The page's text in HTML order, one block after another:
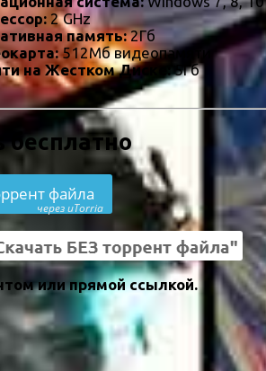
2 GHz
память:2Гб
512Мб видеопамяти
на Жестком Диске:
5Гб
бесплатно
файла
через uTorria
или прямой ссылкой.